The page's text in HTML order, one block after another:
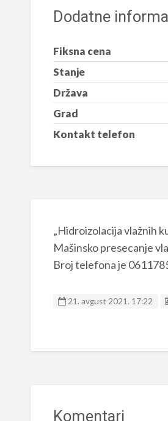
Dodatne
Fiksna cena
Stanje
Država
Grad
Kontakt telefon
„Hidroizolacija vlažnih
Mašinsko presecanje
Broj telefona je
21. avgust 2021. 17:22
Komentari